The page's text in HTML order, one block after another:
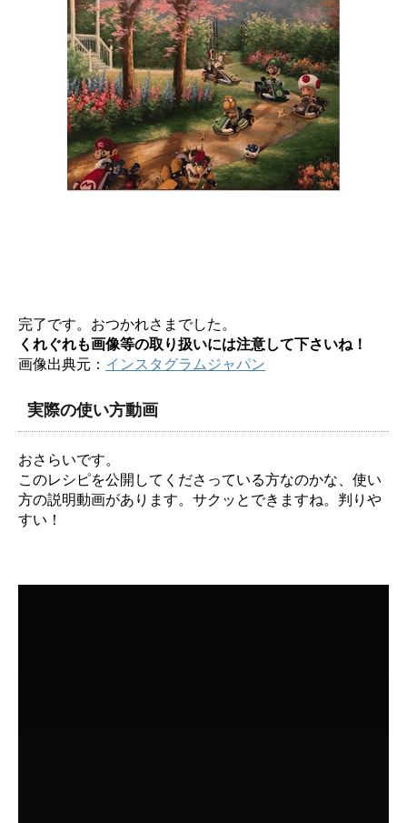
完了です。おつかれさまでした。
くれぐれも画像等の取り扱いには注意して下さいね！
画像出典元： インスタグラムジャパン
実際の使い方動画
おさらいです。
このレシピを公開してくださっている方なのかな、使い
方の説明動画があります。サクッとできますね。判りや
すい！